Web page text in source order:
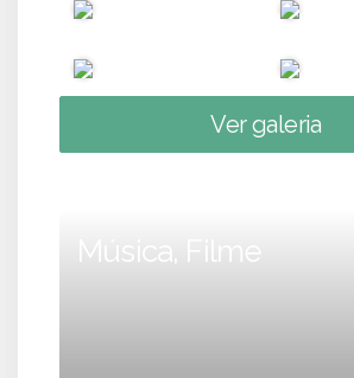
Ver galeria
Música, Filme